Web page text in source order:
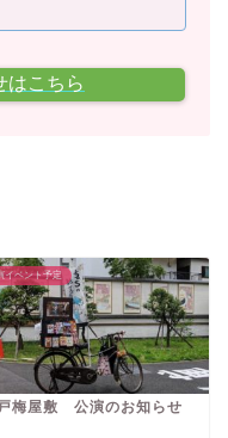
はこちら
イベント予定
梅屋敷 公演のお知らせ